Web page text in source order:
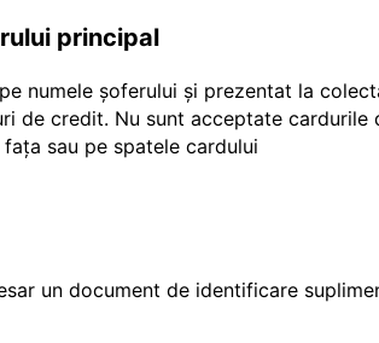
principal
numele șoferului și prezentat la
de credit. Nu sunt acceptate
sau pe spatele cardului
un document de identificare